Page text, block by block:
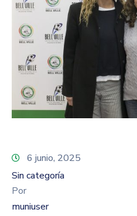
6 junio, 2025
Sin categoría
Por
muniuser